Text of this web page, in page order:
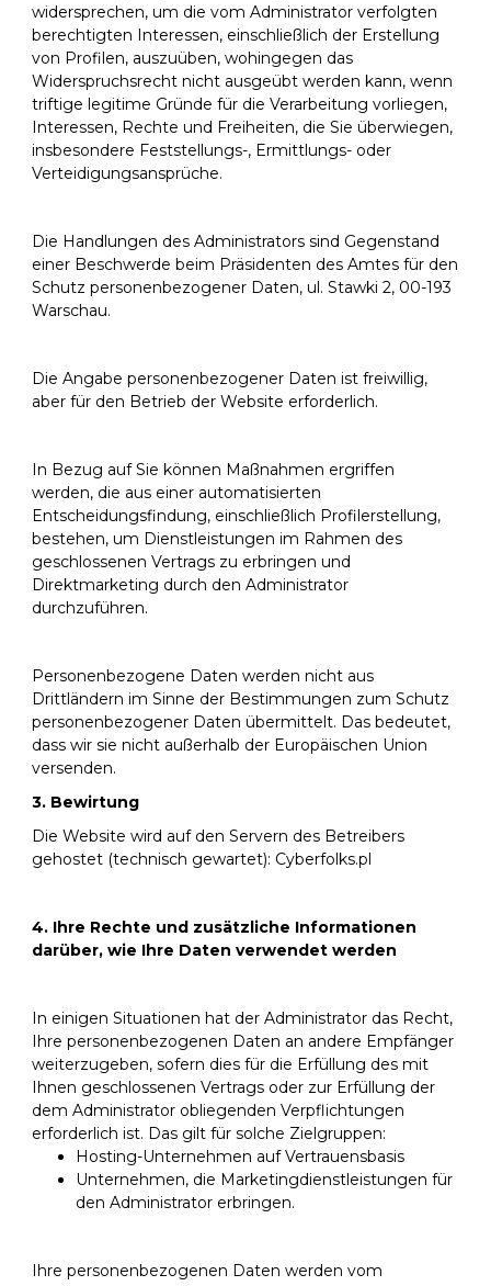
widersprechen, um die vom Administrator verfolgten
berechtigten Interessen, einschließlich der Erstellung
von Profilen, auszuüben, wohingegen das
Widerspruchsrecht nicht ausgeübt werden kann, wenn
triftige legitime Gründe für die Verarbeitung vorliegen,
Interessen, Rechte und Freiheiten, die Sie überwiegen,
insbesondere Feststellungs-, Ermittlungs- oder
Verteidigungsansprüche.
Die Handlungen des Administrators sind Gegenstand
einer Beschwerde beim Präsidenten des Amtes für den
Schutz personenbezogener Daten, ul. Stawki 2, 00-193
Warschau.
Die Angabe personenbezogener Daten ist freiwillig,
aber für den Betrieb der Website erforderlich.
In Bezug auf Sie können Maßnahmen ergriffen
werden, die aus einer automatisierten
Entscheidungsfindung, einschließlich Profilerstellung,
bestehen, um Dienstleistungen im Rahmen des
geschlossenen Vertrags zu erbringen und
Direktmarketing durch den Administrator
durchzuführen.
Personenbezogene Daten werden nicht aus
Drittländern im Sinne der Bestimmungen zum Schutz
personenbezogener Daten übermittelt. Das bedeutet,
dass wir sie nicht außerhalb der Europäischen Union
versenden.
3. Bewirtung
Die Website wird auf den Servern des Betreibers
gehostet (technisch gewartet): Cyberfolks.pl
4. Ihre Rechte und zusätzliche Informationen
darüber, wie Ihre Daten verwendet werden
In einigen Situationen hat der Administrator das Recht,
Ihre personenbezogenen Daten an andere Empfänger
weiterzugeben, sofern dies für die Erfüllung des mit
Ihnen geschlossenen Vertrags oder zur Erfüllung der
dem Administrator obliegenden Verpflichtungen
erforderlich ist. Das gilt für solche Zielgruppen:
Hosting-Unternehmen auf Vertrauensbasis
Unternehmen, die Marketingdienstleistungen für
den Administrator erbringen.
Ihre personenbezogenen Daten werden vom